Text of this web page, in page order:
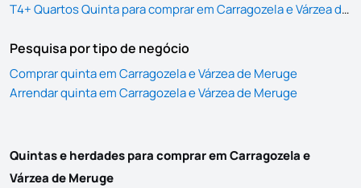
T4+ Quartos Quinta para comprar em Carragozela e Várzea de Meruge
Pesquisa por tipo de negócio
Comprar quinta em Carragozela e Várzea de Meruge
Arrendar quinta em Carragozela e Várzea de Meruge
Quintas e herdades para comprar em Carragozela e
Várzea de Meruge